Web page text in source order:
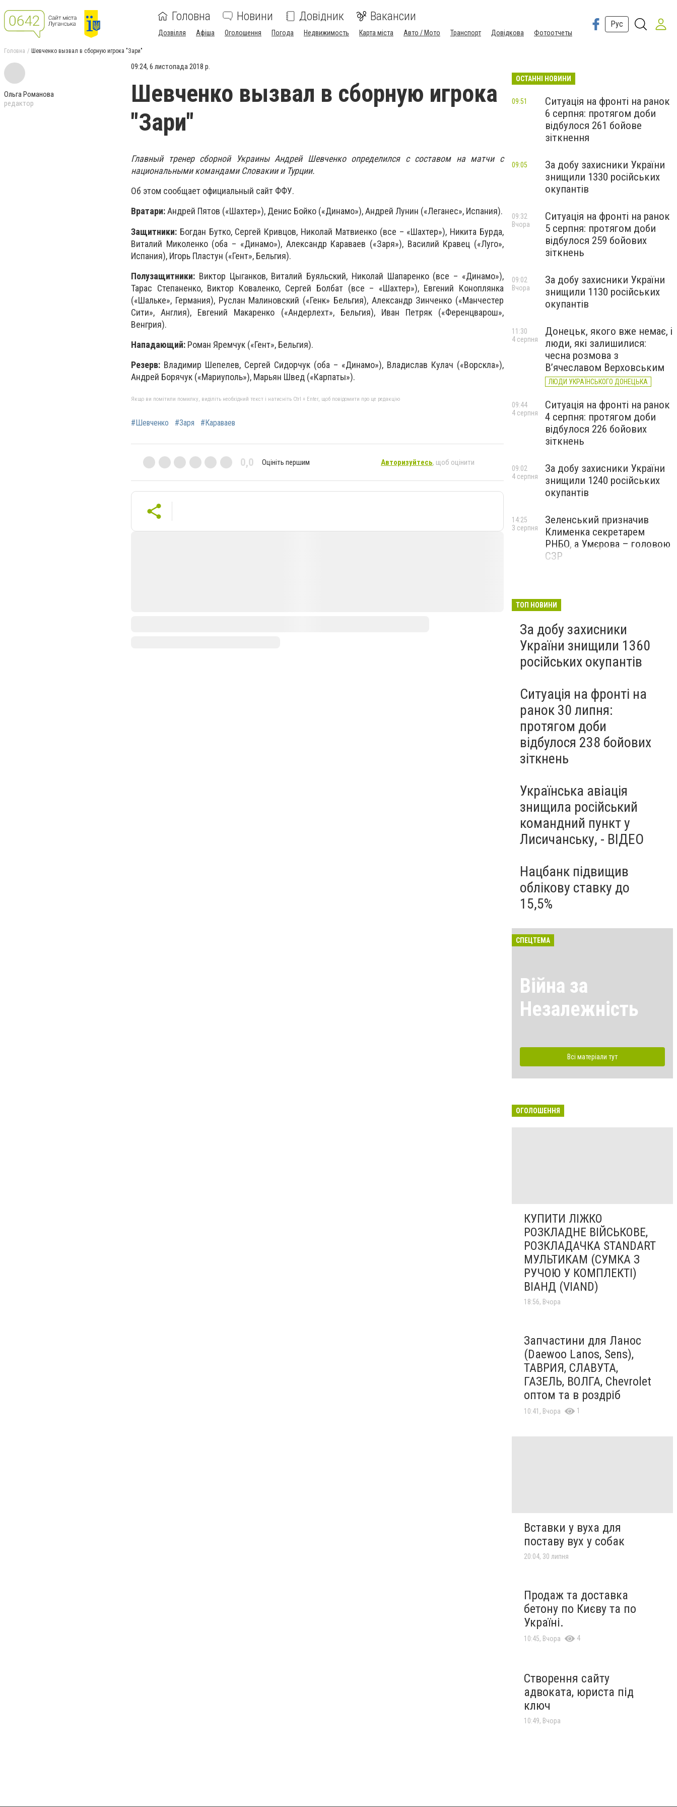
Головна Новини Довідник Вакансии
Дозвілля Афіша Оголошення Погода Недвижимость Карта міста Авто / Мото Транспорт Довідкова Фотоотчеты
Рус
Головна Шевченко вызвал в сборную игрока "Зари"
Ольга Романова
редактор
09:24, 6 листопада 2018 р.
Шевченко вызвал в сборную игрока
"Зари"
Главный тренер сборной Украины Андрей Шевченко определился с составом на матчи с
национальными командами Словакии и Турции.
Об этом сообщает официальный сайт ФФУ.
Вратари:Андрей Пятов («Шахтер»), Денис Бойко («Динамо»), Андрей Лунин («Леганес», Испания).
Защитники: Богдан Бутко, Сергей Кривцов, Николай Матвиенко (все – «Шахтер»), Никита Бурда,
Виталий Миколенко (оба – «Динамо»), Александр Караваев («Заря»), Василий Кравец («Луго»,
Испания), Игорь Пластун («Гент», Бельгия).
Полузащитники: Виктор Цыганков, Виталий Буяльский, Николай Шапаренко (все – «Динамо»),
Тарас Степаненко, Виктор Коваленко, Сергей Болбат (все – «Шахтер»), Евгений Коноплянка
(«Шальке», Германия), Руслан Малиновский («Генк» Бельгия), Александр Зинченко («Манчестер
Сити», Англия), Евгений Макаренко («Андерлехт», Бельгия), Иван Петряк («Ференцварош»,
Венгрия).
Нападающий: Роман Яремчук («Гент», Бельгия).
Резерв: Владимир Шепелев, Сергей Сидорчук (оба – «Динамо»), Владислав Кулач («Ворскла»),
Андрей Борячук («Мариуполь»), Марьян Швед («Карпаты»).
Якщо ви помітили помилку, виділіть необхідний текст і натисніть Ctrl + Enter, щоб повідомити про це редакцію
#Шевченко #Заря #Караваев
0,0 Оцініть першим Авторизуйтесь, щоб оцінити
ОСТАННІ НОВИНИ
Ситуація на фронті на ранок
6 серпня: протягом доби
відбулося 261 бойове
зіткнення
09:51
За добу захисники України
знищили 1330 російських
окупантів
09:05
Ситуація на фронті на ранок
5 серпня: протягом доби
відбулося 259 бойових
зіткнень
09:32
Вчора
За добу захисники України
знищили 1130 російських
окупантів
09:02
Вчора
Донецьк, якого вже немає, і
люди, які залишилися:
чесна розмова з
В’ячеславом Верховським
ЛЮДИ УКРАЇНСЬКОГО ДОНЕЦЬКА
11:30
4 серпня
Ситуація на фронті на ранок
4 серпня: протягом доби
відбулося 226 бойових
зіткнень
09:44
4 серпня
За добу захисники України
знищили 1240 російських
окупантів
09:02
4 серпня
Зеленський призначив
Клименка секретарем
РНБО, а Умєрова – головою
СЗР
14:25
3 серпня
ТОП НОВИНИ
За добу захисники
України знищили 1360
російських окупантів
Ситуація на фронті на
ранок 30 липня:
протягом доби
відбулося 238 бойових
зіткнень
Українська авіація
знищила російський
командний пункт у
Лисичанську, - ВІДЕО
Нацбанк підвищив
облікову ставку до
15,5%
СПЕЦТЕМА
Війна за
Незалежність
Всі матеріали тут
ОГОЛОШЕННЯ
КУПИТИ ЛІЖКО
РОЗКЛАДНЕ ВІЙСЬКОВЕ,
РОЗКЛАДАЧКА STANDART
МУЛЬТИКАМ (СУМКА З
РУЧОЮ У КОМПЛЕКТІ)
ВІАНД (VIAND)
18:56, Вчора
Запчастини для Ланос
(Daewoo Lanos, Sens),
ТАВРИЯ, СЛАВУТА,
ГАЗЕЛЬ, ВОЛГА, Chevrolet
оптом та в роздріб
10:41, Вчора 1
Вставки у вуха для
поставу вух у собак
20:04, 30 липня
Продаж та доставка
бетону по Києву та по
Україні.
10:45, Вчора 4
Створення сайту
адвоката, юриста під
ключ
10:49, Вчора